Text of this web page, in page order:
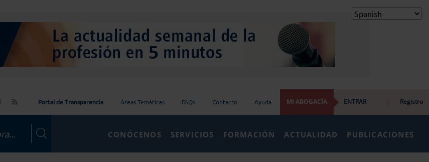
Portal de Transparencia Áreas Temáticas FAQs Contacto Ayuda MI ABOGACÍA ENTRAR | Registro
CONÓCENOS SERVICIOS FORMACIÓN ACTUALIDAD PUBLICACIONES